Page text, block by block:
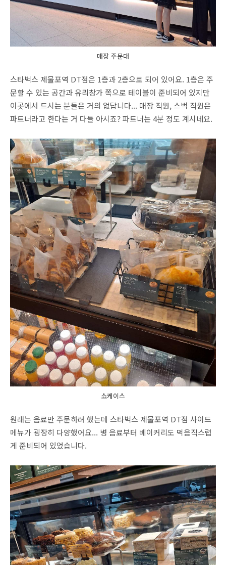
매장 주문대
스타벅스 제물포역 DT점은 1층과 2층으로 되어 있어요. 1층은 주
문할 수 있는 공간과 유리창가 쪽으로 테이블이 준비되어 있지만
이곳에서 드시는 분들은 거의 없답니다... 매장 직원, 스벅 직원은
파트너라고 한다는 거 다들 아시죠? 파트너는 4분 정도 계시네요.
쇼케이스
원래는 음료만 주문하려 했는데 스타벅스 제물포역 DT점 사이드
메뉴가 굉장히 다양했어요... 병 음료부터 베이커리도 먹음직스럽
게 준비되어 있었습니다.